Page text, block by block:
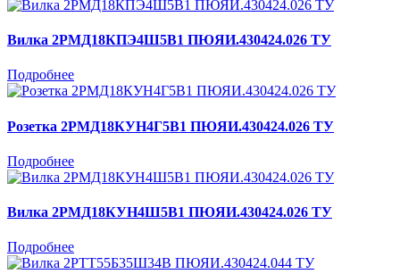
Вилка 2РМД18КПЭ4Ш5В1 ПЮЯИ.430424.026 ТУ
Подробнее
Розетка 2РМД18КУН4Г5В1 ПЮЯИ.430424.026 ТУ
Подробнее
Вилка 2РМД18КУН4Ш5В1 ПЮЯИ.430424.026 ТУ
Подробнее